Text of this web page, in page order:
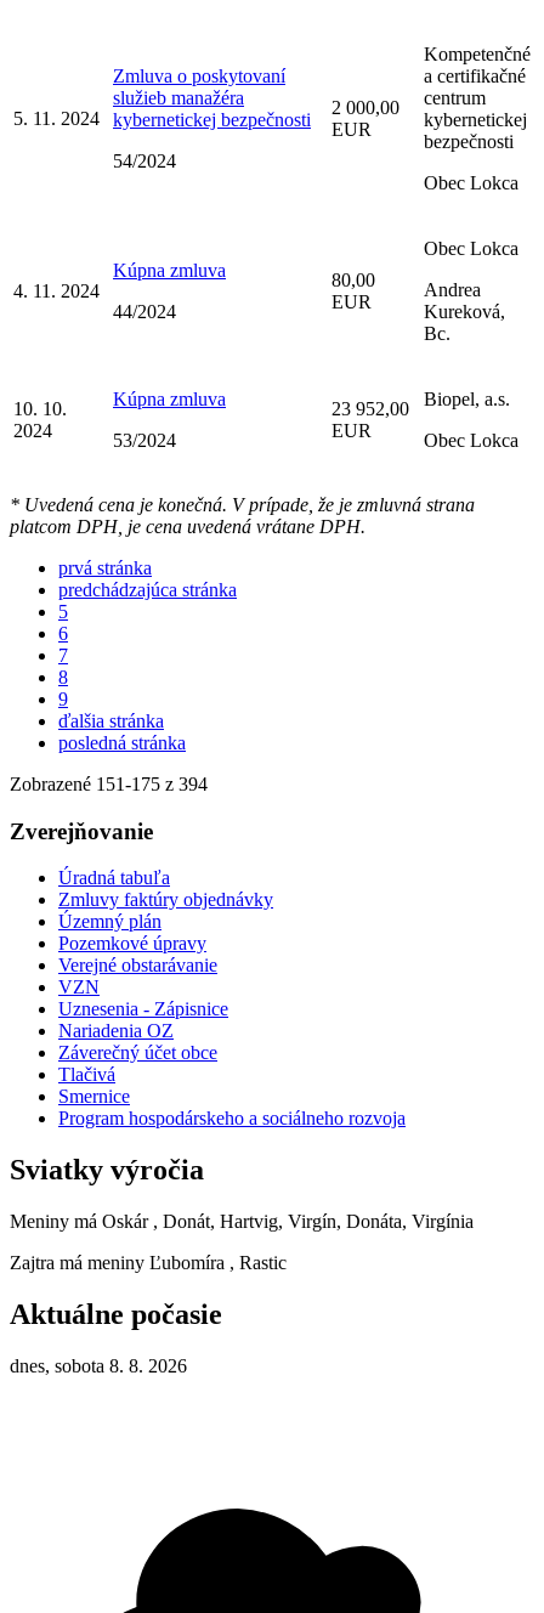
5. 11. 2024
Zmluva o poskytovaní
služieb manažéra
kybernetickej bezpečnosti
54/2024
2 000,00
EUR
Kompetenčné
a certifikačné
centrum
kybernetickej
bezpečnosti
Obec Lokca
4. 11. 2024
Kúpna zmluva
44/2024
80,00
EUR
Obec Lokca
Andrea
Kureková,
Bc.
10. 10.
2024
Kúpna zmluva
53/2024
23 952,00
EUR
Biopel, a.s.
Obec Lokca
* Uvedená cena je konečná. V prípade, že je zmluvná strana
platcom DPH, je cena uvedená vrátane DPH.
prvá stránka
predchádzajúca stránka
5
6
7
8
9
ďalšia stránka
posledná stránka
Zobrazené 151-175 z 394
Zverejňovanie
Úradná tabuľa
Zmluvy faktúry objednávky
Územný plán
Pozemkové úpravy
Verejné obstarávanie
VZN
Uznesenia - Zápisnice
Nariadenia OZ
Záverečný účet obce
Tlačivá
Smernice
Program hospodárskeho a sociálneho rozvoja
Sviatky výročia
Meniny má Oskár , Donát, Hartvig, Virgín, Donáta, Virgínia
Zajtra má meniny Ľubomíra , Rastic
Aktuálne počasie
dnes, sobota 8. 8. 2026